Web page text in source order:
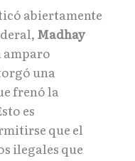
abiertamente
Madhay
amparo
una
frenó la
es
que el
ilegales que